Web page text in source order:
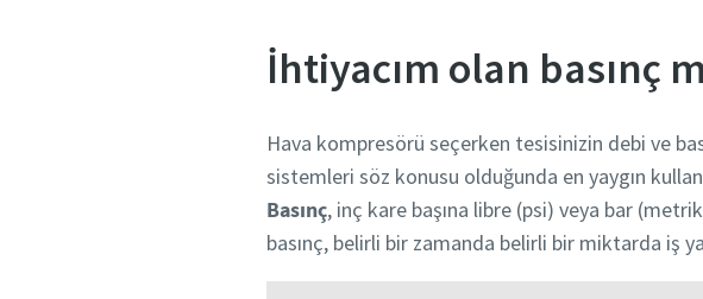
İhtiyacım olan basınç
Hava kompresörü seçerken tesisinizin debi ve
sistemleri söz konusu olduğunda en yaygın
Basınç, inç kare başına libre (psi) veya bar
basınç, belirli bir zamanda belirli bir miktarda iş